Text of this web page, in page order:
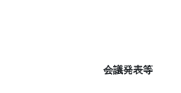
会議発表等